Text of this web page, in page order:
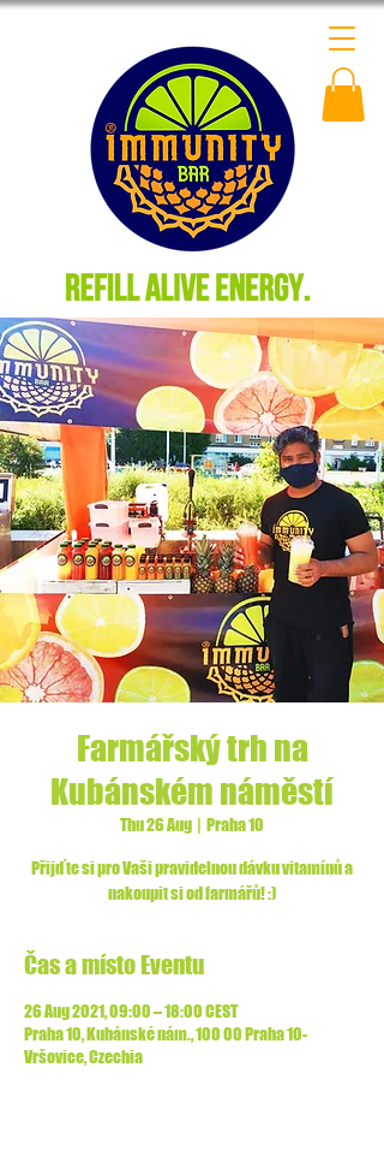
Farmářský trh na
Kubánském náměstí
Thu 26 Aug
  |
Praha 10
Přijďte si pro Vaši pravidelnou dávku vitamínů a
nakoupit si od farmářů! :)
Čas a místo Eventu
26 Aug 2021, 09:00 – 18:00 CEST
Praha 10, Kubánské nám., 100 00 Praha 10-
Vršovice, Czechia